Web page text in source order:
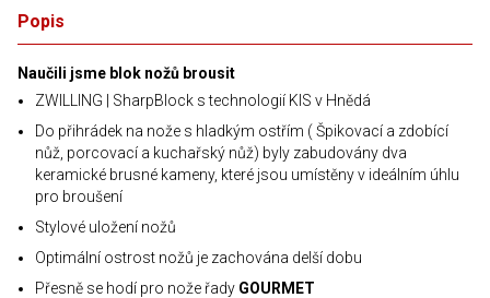
Popis
Naučili jsme blok nožů brousit
ZWILLING | SharpBlock s technologií KIS v Hnědá
Do přihrádek na nože s hladkým ostřím ( Špikovací a zdobící
nůž, porcovací a kuchařský nůž) byly zabudovány dva
keramické brusné kameny, které jsou umístěny v ideálním úhlu
pro broušení
Stylové uložení nožů
Optimální ostrost nožů je zachována delší dobu
Přesně se hodí pro nože řady GOURMET